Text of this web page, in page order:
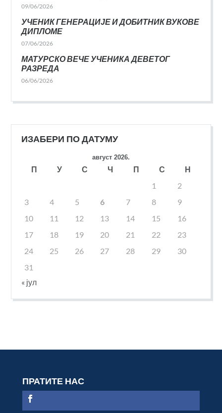
09/06/2026
УЧЕНИК ГЕНЕРАЦИЈЕ И ДОБИТНИК ВУКОВЕ
ДИПЛОМЕ
07/06/2026
МАТУРСКО ВЕЧЕ УЧЕНИКА ДЕВЕТОГ
РАЗРЕДА
06/06/2026
ИЗАБЕРИ ПО ДАТУМУ
август 2026.
П У С Ч П С
Н
1
2
3
4 5 6 7 8
9
10
11 12 13 14 15
16
17
18 19 20 21 22
23
24
25 26 27 28 29
30
31
« јул
ПРАТИТЕ НАС